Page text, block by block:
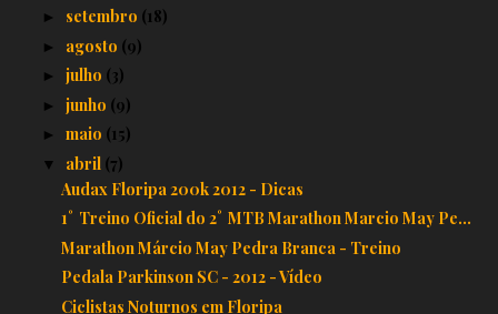
► setembro (18)
► agosto (9)
► julho (3)
► junho (9)
► maio (15)
▼ abril (7)
Audax Floripa 200k 2012 - Dicas
1˚ Treino Oficial do 2˚ MTB Marathon Marcio May Pe...
Marathon Márcio May Pedra Branca - Treino
Pedala Parkinson SC - 2012 - Vídeo
Ciclistas Noturnos em Floripa